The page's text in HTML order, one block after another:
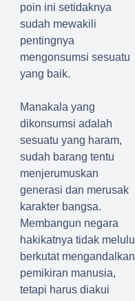
poin ini setidaknya
sudah mewakili
pentingnya
mengonsumsi sesuatu
yang baik.
Manakala yang
dikonsumsi adalah
sesuatu yang haram,
sudah barang tentu
menjerumuskan
generasi dan merusak
karakter bangsa.
Membangun negara
hakikatnya tidak melulu
berkutat mengandalkan
pemikiran manusia,
tetapi harus diakui